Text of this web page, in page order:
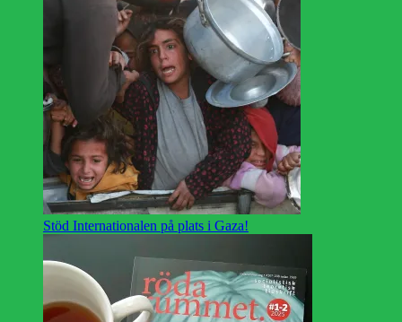
Stöd Internationalen på plats i Gaza!